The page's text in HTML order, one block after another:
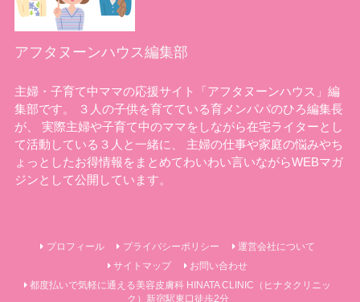
アフタヌーンハウス編集部
主婦・子育て中ママの応援サイト「アフタヌーンハウス」編
集部です。 ３人の子供を育てている育メンパパのひろ編集長
が、 実際主婦や子育て中のママをしながら在宅ライターとし
て活動している３人と一緒に、 主婦の仕事や家庭の悩みやち
ょっとしたお得情報をまとめてわいわい言いながらWEBマガ
ジンとして公開しています。
プロフィール プライバシーポリシー
運営会社について
サイトマップ
お問い合わせ
都度払いで気軽に通える美容皮膚科 HINATA CLINIC（ヒナタクリニッ
ク）新宿駅東口徒歩2分